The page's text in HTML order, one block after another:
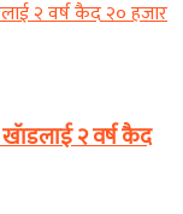
२ वर्ष कैद